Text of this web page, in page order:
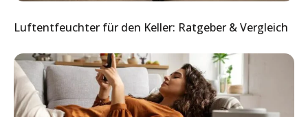
Luftentfeuchter für den Keller: Ratgeber & Vergleich